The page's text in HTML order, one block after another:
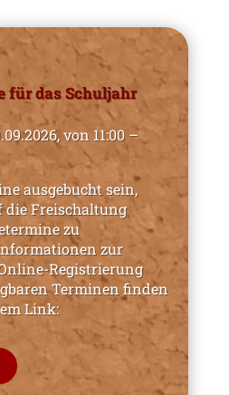
für das Schuljahr
von 11:00 –
ausgebucht sein,
die Freischaltung
zu
zur
Registrierung
Terminen finden
Link: